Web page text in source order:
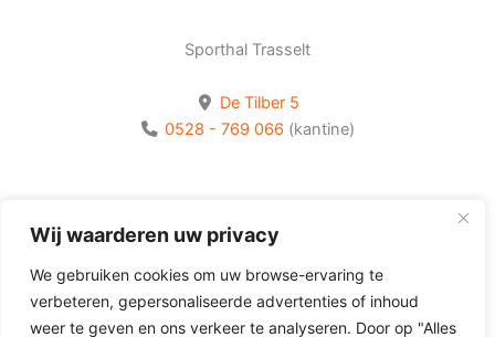
Wij waarderen uw privacy
We gebruiken cookies om uw browse-ervaring te
verbeteren, gepersonaliseerde advertenties of inhoud
weer te geven en ons verkeer te analyseren. Door op "Alles
Sporthal Trasselt
De Tilber 5
0528 - 769 066 (kantine)
Volg Olhaco op Facebook
Volg Olhaco op Instagram
Volg Olhaco op Youtube